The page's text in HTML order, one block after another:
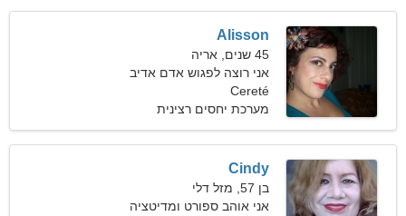
Alisson
45 שנים, אריה
אני רוצה לפגוש אדם אדיב
Cereté
מערכת יחסים רצינית
Cindy
בן 57, מזל דלי
אני אוהב ספורט ומדיטציה